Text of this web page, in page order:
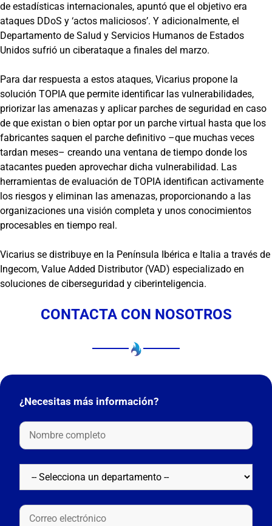
de estadísticas internacionales, apuntó que el objetivo era
ataques DDoS y ‘actos maliciosos’. Y adicionalmente, el
Departamento de Salud y Servicios Humanos de Estados
Unidos sufrió un ciberataque a finales del marzo.
Para dar respuesta a estos ataques, Vicarius propone la
solución TOPIA que permite identificar las vulnerabilidades,
priorizar las amenazas y aplicar parches de seguridad en caso
de que existan o bien optar por un parche virtual hasta que los
fabricantes saquen el parche definitivo –que muchas veces
tardan meses– creando una ventana de tiempo donde los
atacantes pueden aprovechar dicha vulnerabilidad. Las
herramientas de evaluación de TOPIA identifican activamente
los riesgos y eliminan las amenazas, proporcionando a las
organizaciones una visión completa y unos conocimientos
procesables en tiempo real.
Vicarius se distribuye en la Península Ibérica e Italia a través de
Ingecom, Value Added Distributor (VAD) especializado en
soluciones de ciberseguridad y ciberinteligencia.
CONTACTA CON NOSOTROS
¿Necesitas más información?